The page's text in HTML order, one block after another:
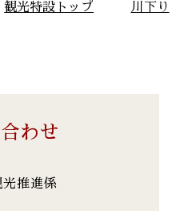
観光特設トップ 川下り
わせ
推進係